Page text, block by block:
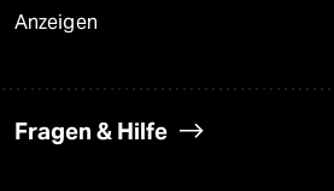
Anzeigen
Fragen & Hilfe